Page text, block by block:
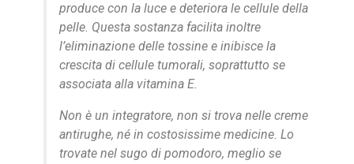
produce con la luce e deteriora le cellule della
pelle. Questa sostanza facilita inoltre
l’eliminazione delle tossine e inibisce la
crescita di cellule tumorali, soprattutto se
associata alla vitamina E.
Non è un integratore, non si trova nelle creme
antirughe, né in costosissime medicine. Lo
trovate nel sugo di pomodoro, meglio se